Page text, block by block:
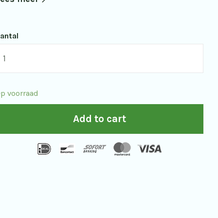
voorraad
Add to cart